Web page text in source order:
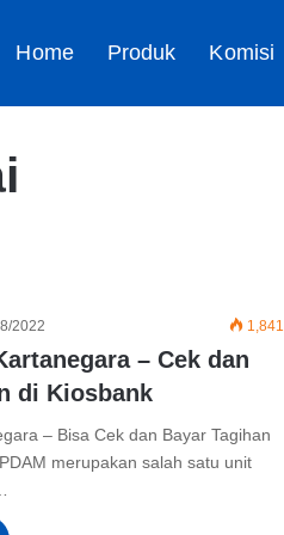
Home Produk Komisi
2022 1,841
– Cek dan
di Kiosbank
– Bisa Cek dan Bayar Tagihan
merupakan salah satu unit